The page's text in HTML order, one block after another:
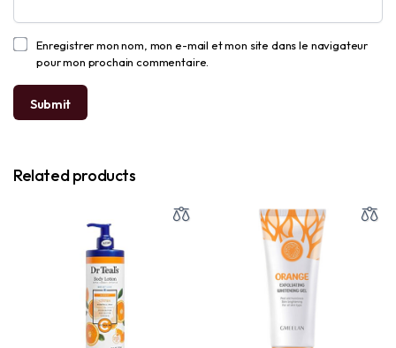
Enregistrer mon nom, mon e-mail et mon site dans le navigateur
pour mon prochain commentaire.
Related products